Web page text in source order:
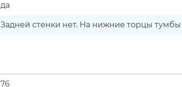
да
Задней стенки нет. На нижние торцы
76